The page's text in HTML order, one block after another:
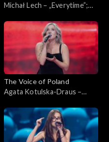
Michał Lech – „Everytime”;
Przesłuchania w ciemno, 4
października 2025
The Voice of Poland
Agata Kotulska-Draus –
Poland”, Przesłuchania w
ciemno, 4 października 2025